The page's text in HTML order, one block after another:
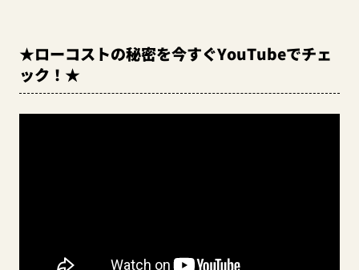
★ローコストの秘密を今すぐYouTubeでチェ
ック！★